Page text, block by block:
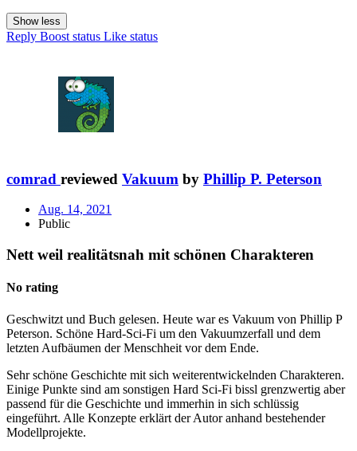
Show less
Reply Boost status Like status
comrad reviewed Vakuum by Phillip P. Peterson
Aug. 14, 2021
Public
Nett weil realitätsnah mit schönen Charakteren
No rating
Geschwitzt und Buch gelesen. Heute war es Vakuum von Phillip P
Peterson. Schöne Hard-Sci-Fi um den Vakuumzerfall und dem
letzten Aufbäumen der Menschheit vor dem Ende.
Sehr schöne Geschichte mit sich weiterentwickelnden Charakteren.
Einige Punkte sind am sonstigen Hard Sci-Fi bissl grenzwertig aber
passend für die Geschichte und immerhin in sich schlüssig
eingeführt. Alle Konzepte erklärt der Autor anhand bestehender
Modellprojekte.